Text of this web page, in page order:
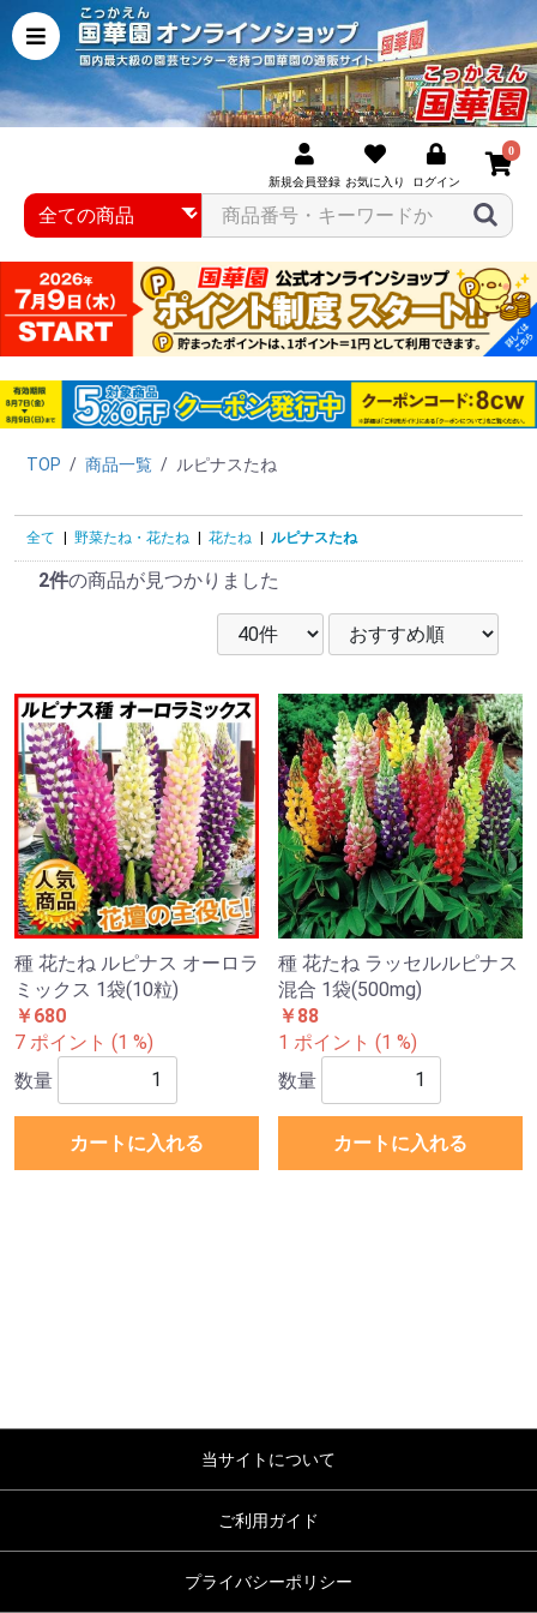
新規会員登録 お気に入り ログイン
0
TOP / 商品一覧 / ルピナスたね
全て | 野菜たね・花たね | 花たね | ルピナスたね
2件の商品が見つかりました
種 花たね ルピナス オーロラ
ミックス 1袋(10粒)
￥680
7 ポイント (1 %)
数量
カートに入れる
種 花たね ラッセルルピナス
混合 1袋(500mg)
￥88
1 ポイント (1 %)
数量
カートに入れる
当サイトについて
ご利用ガイド
プライバシーポリシー